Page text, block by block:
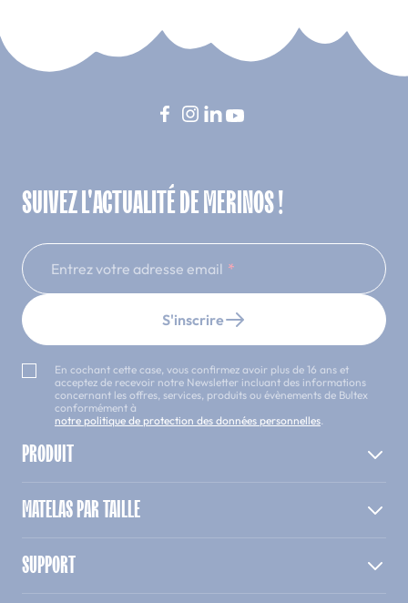
SUIVEZ L'ACTUALITÉ DE MERINOS !
Entrez votre adresse email
S'inscrire
En cochant cette case, vous confirmez avoir plus de 16 ans et
acceptez de recevoir notre Newsletter incluant des informations
concernant les offres, services, produits ou évènements de Bultex
conformément à
notre politique de protection des données personnelles
PRODUIT
MATELAS PAR TAILLE
SUPPORT